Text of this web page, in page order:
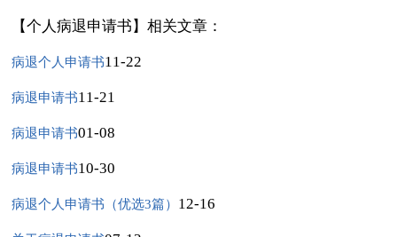
【个人病退申请书】相关文章：
病退个人申请书11-22
病退申请书11-21
病退申请书01-08
病退申请书10-30
病退个人申请书（优选3篇） 12-16